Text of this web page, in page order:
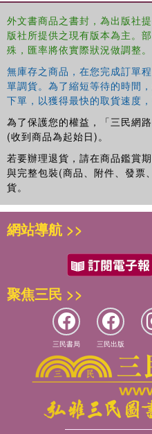
Make sense of macros and VBA
If you’re a new or
more time on your projects
make Excel work for you,
makes it easy!
外文書商品之書封，為出版社
版社所提供之現有版本為主。
殊，匯率將依實際狀況做調整。
無庫存之商品，在您完成訂單
單調貨。為了縮短等待的時間
下單，以獲得最快的取貨速度
為了保護您的權益，「三民網路
(收到商品為起始日)。
若要辦理退貨，請在商品鑑賞
與完整包裝(商品、附件、發票
貨。
網站導航 >>
聚焦三民 >>
三民書局 三民出版